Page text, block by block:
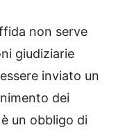
non serve
giudiziarie
inviato un
dei
un obbligo di